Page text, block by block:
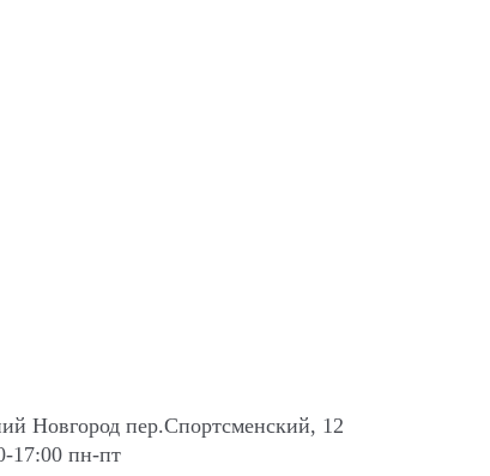
Новгород пер.Спортсменский, 12
17:00 пн-пт